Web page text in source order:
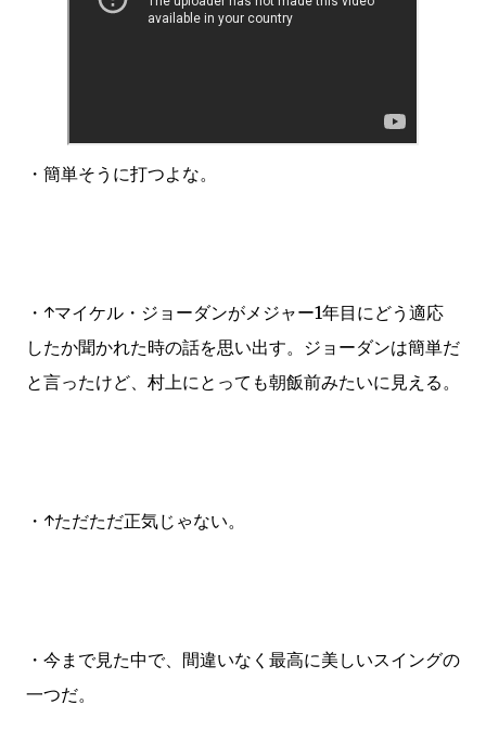
・簡単そうに打つよな。
・↑マイケル・ジョーダンがメジャー1年目にどう適応
したか聞かれた時の話を思い出す。ジョーダンは簡単だ
と言ったけど、村上にとっても朝飯前みたいに見える。
・↑ただただ正気じゃない。
・今まで見た中で、間違いなく最高に美しいスイングの
一つだ。